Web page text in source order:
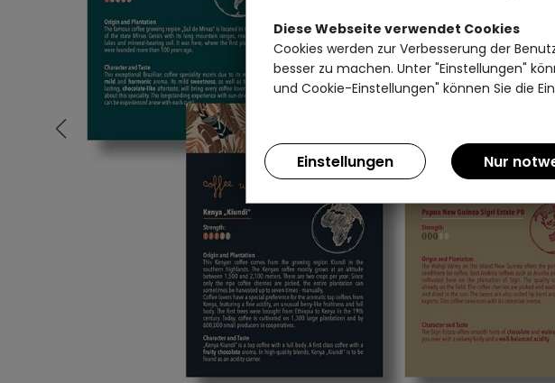
Diese Webseite verwendet Cookies
Cookies werden zur Verbesserung der
besser zu machen. Unter "Einstellungen"
und Cookie-Einstellungen" können Sie die
Einstellungen